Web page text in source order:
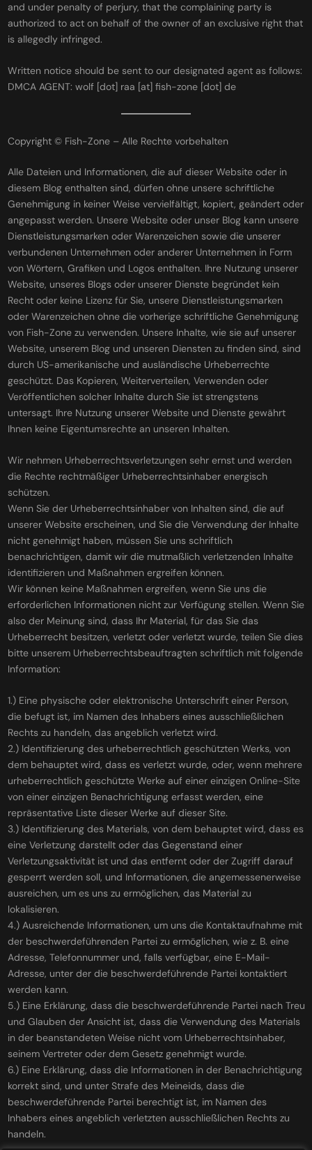
and under penalty of perjury, that the complaining party is
authorized to act on behalf of the owner of an exclusive right that
is allegedly infringed.
Written notice should be sent to our designated agent as follows:
DMCA AGENT: wolf [dot] raa [at] fish-zone [dot] de
Copyright © Fish-Zone – Alle Rechte vorbehalten
Alle Dateien und Informationen, die auf dieser Website oder in
diesem Blog enthalten sind, dürfen ohne unsere schriftliche
Genehmigung in keiner Weise vervielfältigt, kopiert, geändert oder
angepasst werden. Unsere Website oder unser Blog kann unsere
Dienstleistungsmarken oder Warenzeichen sowie die unserer
verbundenen Unternehmen oder anderer Unternehmen in Form
von Wörtern, Grafiken und Logos enthalten. Ihre Nutzung unserer
Website, unseres Blogs oder unserer Dienste begründet kein
Recht oder keine Lizenz für Sie, unsere Dienstleistungsmarken
oder Warenzeichen ohne die vorherige schriftliche Genehmigung
von Fish-Zone zu verwenden. Unsere Inhalte, wie sie auf unserer
Website, unserem Blog und unseren Diensten zu finden sind, sind
durch US-amerikanische und ausländische Urheberrechte
geschützt. Das Kopieren, Weiterverteilen, Verwenden oder
Veröffentlichen solcher Inhalte durch Sie ist strengstens
untersagt. Ihre Nutzung unserer Website und Dienste gewährt
Ihnen keine Eigentumsrechte an unseren Inhalten.
Wir nehmen Urheberrechtsverletzungen sehr ernst und werden
die Rechte rechtmäßiger Urheberrechtsinhaber energisch
schützen.
Wenn Sie der Urheberrechtsinhaber von Inhalten sind, die auf
unserer Website erscheinen, und Sie die Verwendung der Inhalte
nicht genehmigt haben, müssen Sie uns schriftlich
benachrichtigen, damit wir die mutmaßlich verletzenden Inhalte
identifizieren und Maßnahmen ergreifen können.
Wir können keine Maßnahmen ergreifen, wenn Sie uns die
erforderlichen Informationen nicht zur Verfügung stellen. Wenn Sie
also der Meinung sind, dass Ihr Material, für das Sie das
Urheberrecht besitzen, verletzt oder verletzt wurde, teilen Sie dies
bitte unserem Urheberrechtsbeauftragten schriftlich mit folgende
Information:
1.) Eine physische oder elektronische Unterschrift einer Person,
die befugt ist, im Namen des Inhabers eines ausschließlichen
Rechts zu handeln, das angeblich verletzt wird.
2.) Identifizierung des urheberrechtlich geschützten Werks, von
dem behauptet wird, dass es verletzt wurde, oder, wenn mehrere
urheberrechtlich geschützte Werke auf einer einzigen Online-Site
von einer einzigen Benachrichtigung erfasst werden, eine
repräsentative Liste dieser Werke auf dieser Site.
3.) Identifizierung des Materials, von dem behauptet wird, dass es
eine Verletzung darstellt oder das Gegenstand einer
Verletzungsaktivität ist und das entfernt oder der Zugriff darauf
gesperrt werden soll, und Informationen, die angemessenerweise
ausreichen, um es uns zu ermöglichen, das Material zu
lokalisieren.
4.) Ausreichende Informationen, um uns die Kontaktaufnahme mit
der beschwerdeführenden Partei zu ermöglichen, wie z. B. eine
Adresse, Telefonnummer und, falls verfügbar, eine E-Mail-
Adresse, unter der die beschwerdeführende Partei kontaktiert
werden kann.
5.) Eine Erklärung, dass die beschwerdeführende Partei nach Treu
und Glauben der Ansicht ist, dass die Verwendung des Materials
in der beanstandeten Weise nicht vom Urheberrechtsinhaber,
seinem Vertreter oder dem Gesetz genehmigt wurde.
6.) Eine Erklärung, dass die Informationen in der Benachrichtigung
korrekt sind, und unter Strafe des Meineids, dass die
beschwerdeführende Partei berechtigt ist, im Namen des
Inhabers eines angeblich verletzten ausschließlichen Rechts zu
handeln.